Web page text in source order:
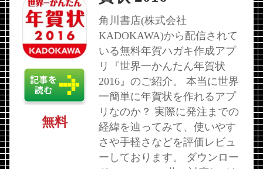
角川書店(株式会社
KADOKAWA)から配信されて
いる無料年賀ハガキ作成アプ
リ『世界一かんたん年賀状
2016』のご紹介。 本当に世界
一簡単に年賀状を作れるアプ
リなのか？ 実際に発注までの
経緯を辿ってみて、使いやす
さや手軽さなどを評価レビュ
ーしております。 ダウンロー
無料